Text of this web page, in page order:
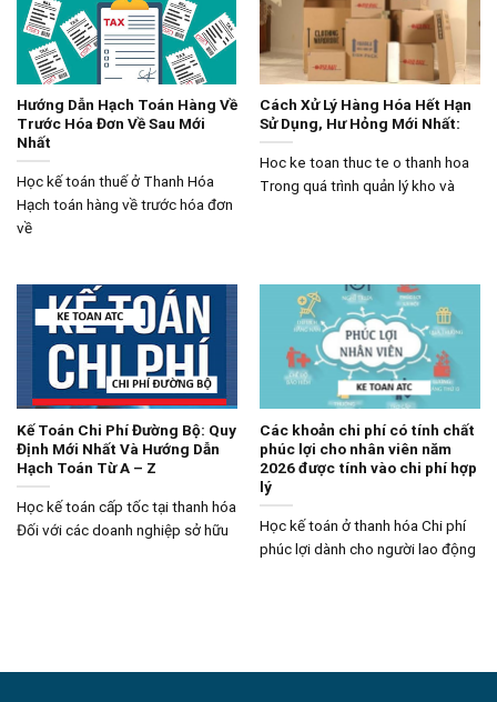
Hướng Dẫn Hạch Toán Hàng Về
Trước Hóa Đơn Về Sau Mới
Nhất
Học kế toán thuế ở Thanh Hóa
Hạch toán hàng về trước hóa đơn
về
Cách Xử Lý Hàng Hóa Hết Hạn
Sử Dụng, Hư Hỏng Mới Nhất:
Hoc ke toan thuc te o thanh hoa
Trong quá trình quản lý kho và
Kế Toán Chi Phí Đường Bộ: Quy
Định Mới Nhất Và Hướng Dẫn
Hạch Toán Từ A – Z
Học kế toán cấp tốc tại thanh hóa
Đối với các doanh nghiệp sở hữu
Các khoản chi phí có tính chất
phúc lợi cho nhân viên năm
2026 được tính vào chi phí hợp
lý
Học kế toán ở thanh hóa Chi phí
phúc lợi dành cho người lao động